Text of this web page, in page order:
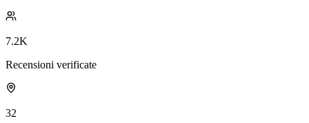
7.2K
Recensioni verificate
32